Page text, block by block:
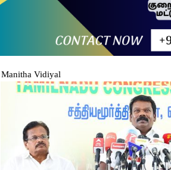
Manitha Vidiyal